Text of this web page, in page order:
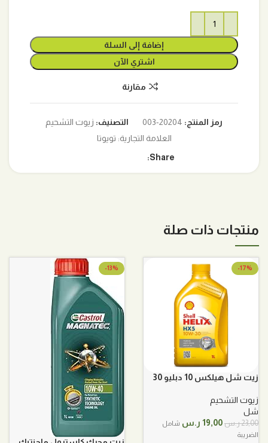
إضافة إلى السلة
اشتري الآن
مقارنة
رمز المنتج: 20204-003 التصنيف: زيوت التشحيم
العلامة التجارية: تويوتا
Share:
منتجات ذات صلة
-17%
زيت شل هيلكس 10 دبليو 30
زيوت التشحيم
شل
23,00ر.س السعر
19,00 ر.س السعر
شامل
الضريبة
-13%